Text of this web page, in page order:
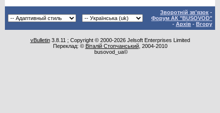
Зворотній зв'язок -
Форум АК "BUSOVOD"
- Архів - Вгору
vBulletin3.8.11 ; Copyright © 2000-2026 Jelsoft Enterprises Limited
Переклад: © Віталій Стопчанський, 2004-2010
busovod_ua©